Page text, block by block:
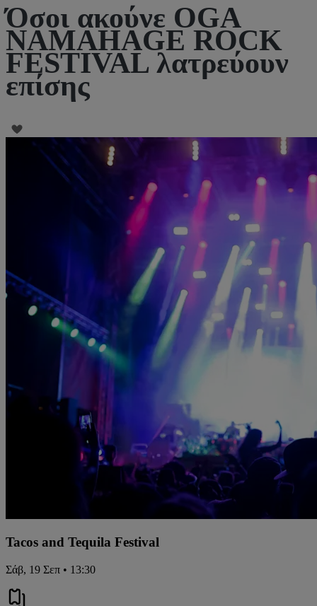
Όσοι ακούνε OGA
NAMAHAGE ROCK
FESTIVAL λατρεύουν
επίσης
Tacos and Tequila Festival
Σάβ, 19 Σεπ • 13:30